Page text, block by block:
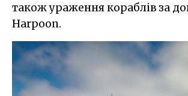
також ураження кораблів за
Harpoon.